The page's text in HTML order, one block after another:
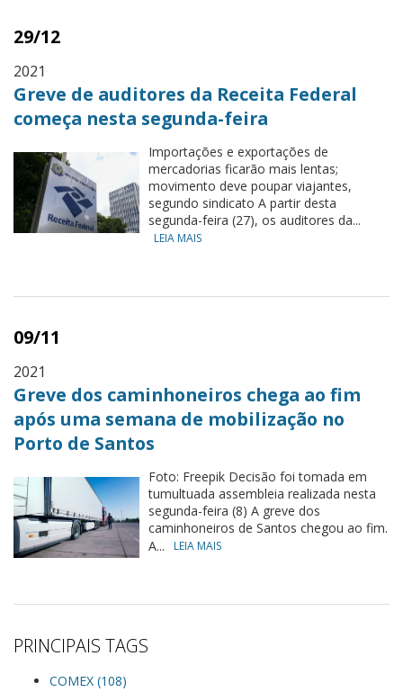
29/12
2021
Greve de auditores da Receita Federal
começa nesta segunda-feira
Importações e exportações de
mercadorias ficarão mais lentas;
movimento deve poupar viajantes,
segundo sindicato A partir desta
segunda-feira (27), os auditores da...
LEIA MAIS
09/11
2021
Greve dos caminhoneiros chega ao fim
após uma semana de mobilização no
Porto de Santos
Foto: Freepik Decisão foi tomada em
tumultuada assembleia realizada nesta
segunda-feira (8) A greve dos
caminhoneiros de Santos chegou ao fim.
A...
LEIA MAIS
PRINCIPAIS TAGS
COMEX (108)